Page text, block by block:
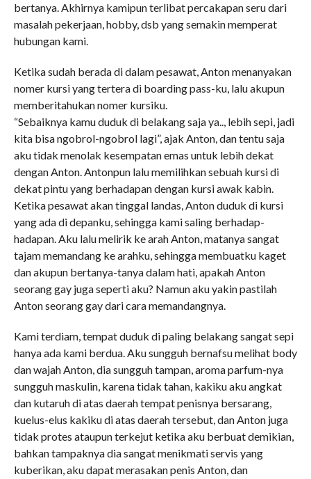
bertanya. Akhirnya kamipun terlibat percakapan seru dari
masalah pekerjaan, hobby, dsb yang semakin memperat
hubungan kami.
Ketika sudah berada di dalam pesawat, Anton menanyakan
nomer kursi yang tertera di boarding pass-ku, lalu akupun
memberitahukan nomer kursiku.
“Sebaiknya kamu duduk di belakang saja ya.., lebih sepi, jadi
kita bisa ngobrol-ngobrol lagi”, ajak Anton, dan tentu saja
aku tidak menolak kesempatan emas untuk lebih dekat
dengan Anton. Antonpun lalu memilihkan sebuah kursi di
dekat pintu yang berhadapan dengan kursi awak kabin.
Ketika pesawat akan tinggal landas, Anton duduk di kursi
yang ada di depanku, sehingga kami saling berhadap-
hadapan. Aku lalu melirik ke arah Anton, matanya sangat
tajam memandang ke arahku, sehingga membuatku kaget
dan akupun bertanya-tanya dalam hati, apakah Anton
seorang gay juga seperti aku? Namun aku yakin pastilah
Anton seorang gay dari cara memandangnya.
Kami terdiam, tempat duduk di paling belakang sangat sepi
hanya ada kami berdua. Aku sungguh bernafsu melihat body
dan wajah Anton, dia sungguh tampan, aroma parfum-nya
sungguh maskulin, karena tidak tahan, kakiku aku angkat
dan kutaruh di atas daerah tempat penisnya bersarang,
kuelus-elus kakiku di atas daerah tersebut, dan Anton juga
tidak protes ataupun terkejut ketika aku berbuat demikian,
bahkan tampaknya dia sangat menikmati servis yang
kuberikan, aku dapat merasakan penis Anton, dan